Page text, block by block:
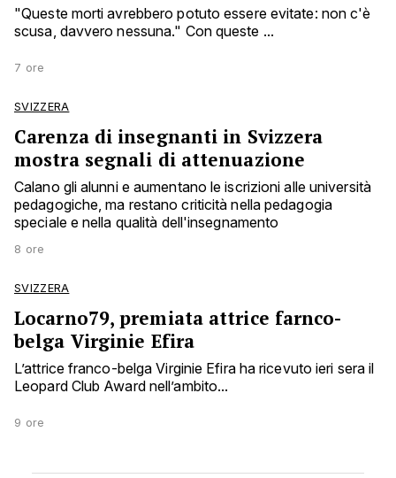
"Queste morti avrebbero potuto essere evitate: non c'è
scusa, davvero nessuna." Con queste ...
7 ore
SVIZZERA
Carenza di insegnanti in Svizzera
mostra segnali di attenuazione
Calano gli alunni e aumentano le iscrizioni alle università
pedagogiche, ma restano criticità nella pedagogia
speciale e nella qualità dell'insegnamento
8 ore
SVIZZERA
Locarno79, premiata attrice farnco-
belga Virginie Efira
L’attrice franco-belga Virginie Efira ha ricevuto ieri sera il
Leopard Club Award nell’ambito...
9 ore